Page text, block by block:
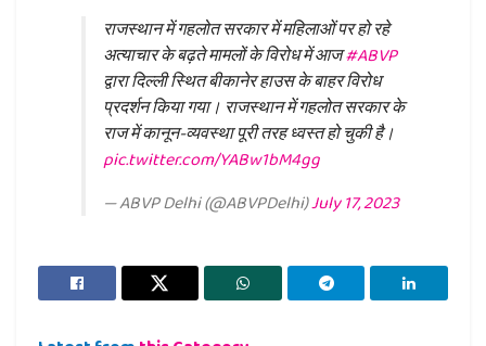
राजस्थान में गहलोत सरकार में महिलाओं पर हो रहे
अत्याचार के बढ़ते मामलों के विरोध में आज#ABVP
द्वारा दिल्ली स्थित बीकानेर हाउस के बाहर विरोध
प्रदर्शन किया गया। राजस्थान में गहलोत सरकार के
राज में कानून-व्यवस्था पूरी तरह ध्वस्त हो चुकी है।
pic.twitter.com/YABw1bM4gg
— ABVP Delhi (@ABVPDelhi)July 17, 2023